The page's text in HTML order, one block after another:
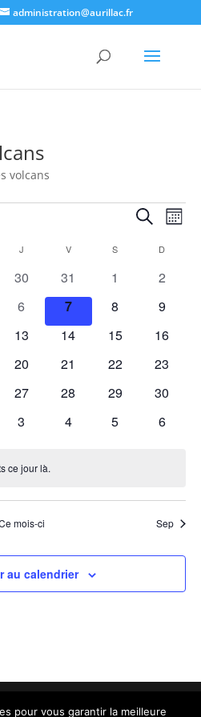
administration@aurillac.fr
volcans
vues
Recherche
de
Mois
J VVENDREDIS D
0
évènements
30
0
évènements
31
0
1
0
2
0
évènements
6
0
évènements
7
0
8
0
9
0
13
0
14
0
15
0
16
0
20
0
21
0
22
0
23
0
27
0
28
0
29
0
30
0
3
0
4
0
5
0
6
ce jour là.
mois-ci Sep
au calendrier
pour vous garantir la meilleure